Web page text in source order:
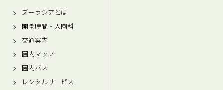
ズーラシアとは
開園時間・入園料
交通案内
園内マップ
園内バス
レンタルサービス